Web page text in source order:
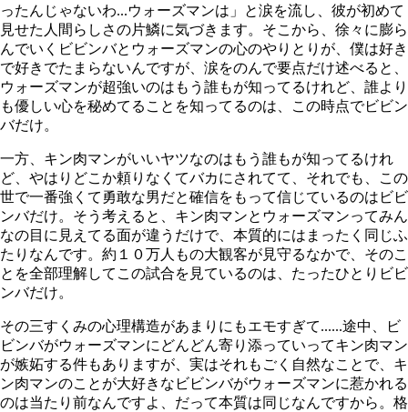
ったんじゃないわ...ウォーズマンは」と涙を流し、彼が初めて
見せた人間らしさの片鱗に気づきます。そこから、徐々に膨ら
んでいくビビンバとウォーズマンの心のやりとりが、僕は好き
で好きでたまらないんですが、涙をのんで要点だけ述べると、
ウォーズマンが超強いのはもう誰もが知ってるけれど、誰より
も優しい心を秘めてることを知ってるのは、この時点でビビン
バだけ。
一方、キン肉マンがいいヤツなのはもう誰もが知ってるけれ
ど、やはりどこか頼りなくてバカにされてて、それでも、この
世で一番強くて勇敢な男だと確信をもって信じているのはビビ
ンバだけ。そう考えると、キン肉マンとウォーズマンってみん
なの目に見えてる面が違うだけで、本質的にはまったく同じふ
たりなんです。約１０万人もの大観客が見守るなかで、そのこ
とを全部理解してこの試合を見ているのは、たったひとりビビ
ンバだけ。
その三すくみの心理構造があまりにもエモすぎて......途中、ビ
ビンバがウォーズマンにどんどん寄り添っていってキン肉マン
が嫉妬する件もありますが、実はそれもごく自然なことで、キ
ン肉マンのことが大好きなビビンバがウォーズマンに惹かれる
のは当たり前なんですよ、だって本質は同じなんですから。格